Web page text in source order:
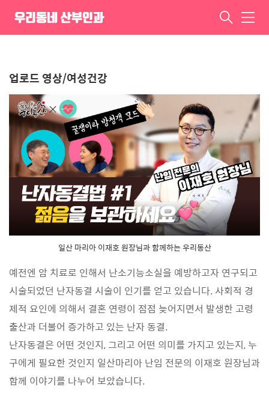
우리동네 산부인과 메
뉴
일산 마리아 이재호 원장님
업로드 영상/여성건강
일산 마리아 이재호 원장님과 함께하는 우리동산
예전엔 암 치료로 인해서 난소기능소실을 예방하고자 연구되고
시술되었던 난자동결 시술이 인기를 얻고 있습니다. 사회적 경
제적 요인에 의해서 결혼 연령이 점점 늦어지면서 발생한 고령
출산과 더불어 증가하고 있는 난자 동결.
난자동결은 어떤 것인지, 그리고 어떤 의미를 가지고 있는지, 누
구에게 필요한 것인지 일산마리아 난임 전문의 이재호 원장님과
함께 이야기를 나누어 보았습니다.